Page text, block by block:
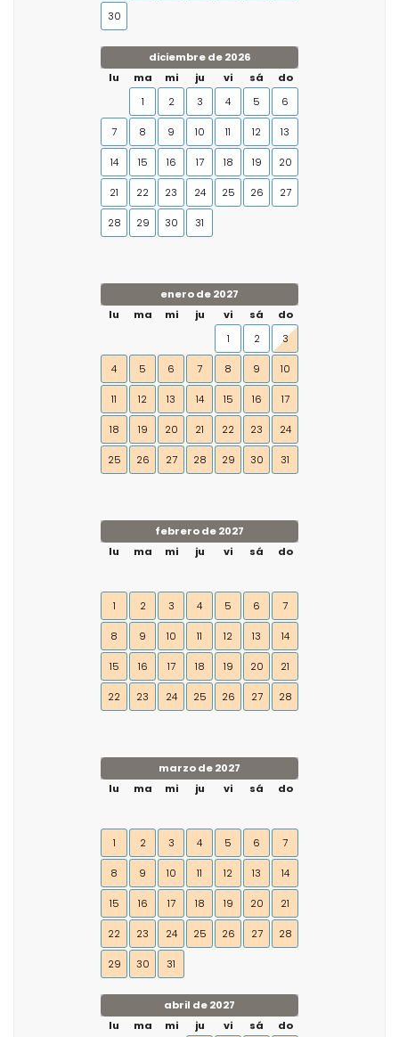
30
diciembre de 2026
lu
ma mi ju vi sá
do
1
2 3 4 5 6
7 8 9 10 11 12 13
14 15 16 17 18 19 20
21 22 23 24 25 26 27
28 29 30 31
enero de 2027
lu
ma mi ju vi sá
do
1
2 3
4 5 6 7 8 9 10
11 12 13 14 15 16 17
18 19 20 21 22 23 24
25 26 27 28 29 30 31
febrero de 2027
lu
ma mi ju vi sá do
1 2 3 4 5 6 7
8 9 10 11 12 13 14
15 16 17 18 19 20 21
22 23 24 25 26 27 28
marzo de 2027
lu
ma mi ju vi sá do
1 2 3 4 5 6 7
8 9 10 11 12 13 14
15 16 17 18 19 20 21
22 23 24 25 26 27 28
29 30 31
abril de 2027
lu
ma mi ju vi sá
do